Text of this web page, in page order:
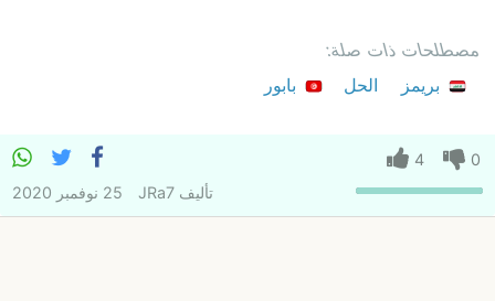
مصطلحات ذات صلة:
بريمز
الحل بابور
0
4
تأليفJRa7 25 نوفمبر 2020